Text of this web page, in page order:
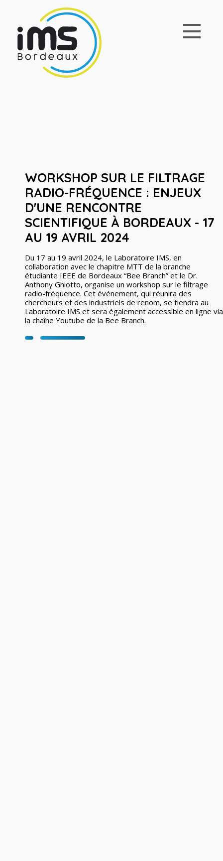
WORKSHOP SUR LE FILTRAGE
RADIO-FRÉQUENCE : ENJEUX
D'UNE RENCONTRE
SCIENTIFIQUE À BORDEAUX - 17
AU 19 AVRIL 2024
Du 17 au 19 avril 2024, le Laboratoire IMS, en
collaboration avec le chapitre MTT de la branche
étudiante IEEE de Bordeaux “Bee Branch” et le Dr.
Anthony Ghiotto, organise un workshop sur le filtrage
radio-fréquence. Cet événement, qui réunira des
chercheurs et des industriels de renom, se tiendra au
Laboratoire IMS et sera également accessible en ligne via
la chaîne Youtube de la Bee Branch.